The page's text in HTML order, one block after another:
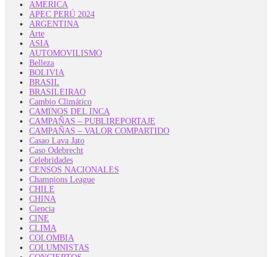
AMERICA
APEC PERÚ 2024
ARGENTINA
Arte
ASIA
AUTOMOVILISMO
Belleza
BOLIVIA
BRASIL
BRASILEIRAO
Cambio Climático
CAMINOS DEL INCA
CAMPAÑAS – PUBLIREPORTAJE
CAMPAÑAS – VALOR COMPARTIDO
Casao Lava Jato
Caso Odebrecht
Celebridades
CENSOS NACIONALES
Champions League
CHILE
CHINA
Ciencia
CINE
CLIMA
COLOMBIA
COLUMNISTAS